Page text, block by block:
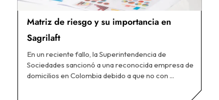
Matriz de riesgo y su importancia en
Sagrilaft
En un reciente fallo, la Superintendencia de
Sociedades sancionó a una reconocida empresa de
domicilios en Colombia debido a que no con ...